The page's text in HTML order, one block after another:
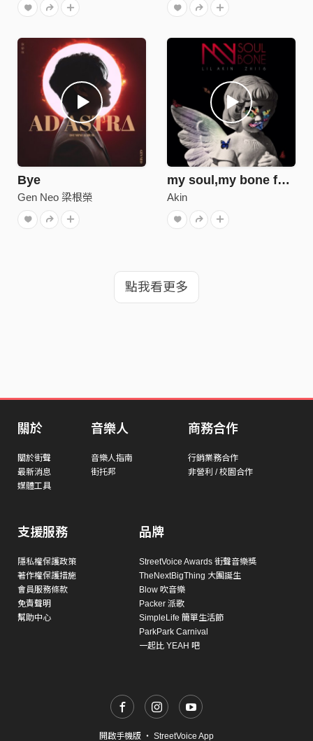
Bye
Gen Neo 梁根榮
my soul,my bone feat.ZHI16
Akin
點我看更多
關於
關於街聲
最新消息
媒體工具
音樂人
音樂人指南
街托邦
商務合作
行銷業務合作
非營利 / 校園合作
支援服務
隱私權保護政策
著作權保護措施
會員服務條款
免責聲明
幫助中心
品牌
StreetVoice Awards 街聲音樂獎
TheNextBigThing 大團誕生
Blow 吹音樂
Packer 派歌
SimpleLife 簡單生活節
ParkPark Carnival
一起比 YEAH 吧
開啟手機版 ・ StreetVoice App